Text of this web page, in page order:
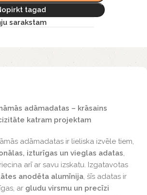
tagad
sarakstam
adāmadatas – krāsains
katram projektam
adāmadatas ir lieliska izvēle tiem,
izturīgas un vieglas adatas,
arī ar savu izskatu. Izgatavotas
anodēta alumīnija, šīs adatas ir
ar gludu virsmu un precīzi